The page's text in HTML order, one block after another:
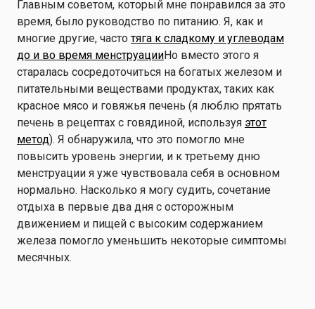
Главным советом, который мне понравился за это
время, было руководство по питанию. Я, как и
многие другие, частотяга к сладкому и углеводам
до и во время менструацииНо вместо этого я
старалась сосредоточиться на богатых железом и
питательными веществами продуктах, таких как
красное мясо и говяжья печень (я люблю прятать
печень в рецептах с говядиной, используя этот
метод). Я обнаружила, что это помогло мне
повысить уровень энергии, и к третьему дню
менструации я уже чувствовала себя в основном
нормально. Насколько я могу судить, сочетание
отдыха в первые два дня с осторожным
движением и пищей с высоким содержанием
железа помогло уменьшить некоторые симптомы
месячных.